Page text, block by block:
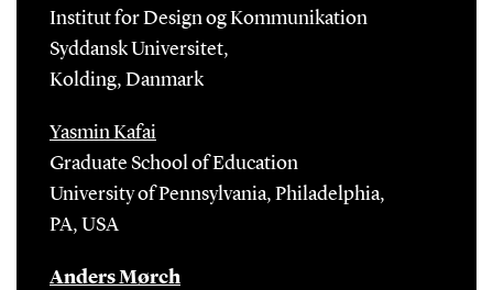
Institut for Design og Kommunikation
Syddansk Universitet,
Kolding, Danmark
Yasmin Kafai
Graduate School of Education
University of Pennsylvania, Philadelphia,
PA, USA
Anders Mørch